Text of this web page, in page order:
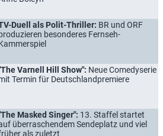
Duell als Polit-Thriller: BR und ORF
besonderes Fernseh-
Varnell Hill Show": Neue Comedyserie
Termin für Deutschlandpremiere
Masked Singer": 13. Staffel startet
überraschendem Sendeplatz und viel
als zuletzt